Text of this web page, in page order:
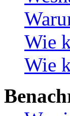
Wie
Wie